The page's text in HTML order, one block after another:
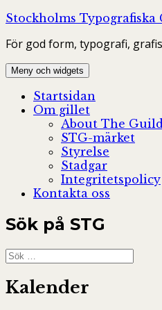
Hoppa
innehåll
Stockholms Typografiska
För god form, typografi,
Meny och widgets
Startsidan
Om gillet
About The
STG-märket
Styrelse
Stadgar
Integritetspolicy
Kontakta oss
Sök på STG
Sök
efter:
Kalender